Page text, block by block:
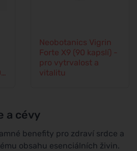
Neobotanics Vigrin
Forte X9 (90 kapslí) -
pro vytrvalost a
vitalitu
a cévy
benefity pro zdraví srdce a
obsahu esenciálních živin.